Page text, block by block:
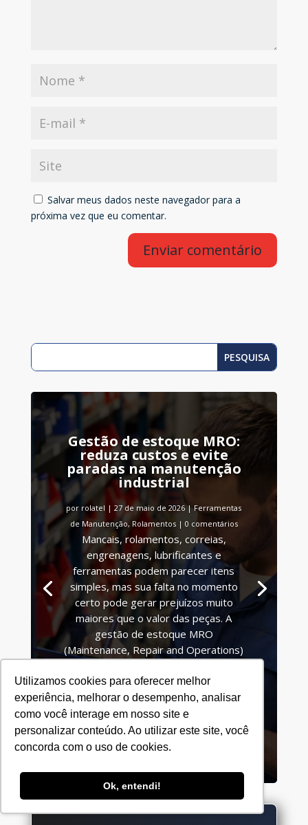
Utilizamos cookies para oferecer melhor
experiência, melhorar o desempenho, analisar
como você interage em nosso site e
personalizar conteúdo. Ao utilizar este site, você
concorda com o uso de cookies.
Ok, entendi!
Salvar meus dados neste navegador para a
próxima vez que eu comentar.
Enviar comentário
Gestão de estoque MRO:
reduza custos e evite
paradas na manutenção
industrial
por rolatel |27 de maio de 2026 | Ferramentas
de Manutenção, Rolamentos| 0 comentários
Mancais, rolamentos, correias,
engrenagens, lubrificantes e
ferramentas podem parecer itens
simples, mas sua falta no momento
certo pode gerar prejuízos muito
maiores que o valor das peças. A
gestão de estoque MRO
(Maintenance, Repair and Operations)
Leia mais